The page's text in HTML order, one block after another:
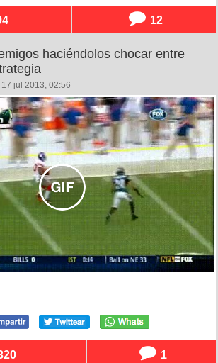
12
haciéndolos chocar entre
jul 2013, 02:56
1